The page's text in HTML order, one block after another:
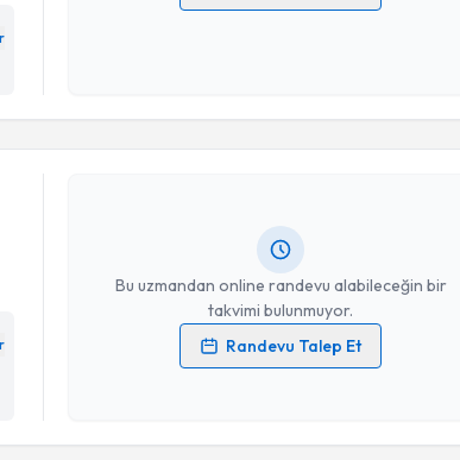
Kişisel verilerimin işlenmesine ilişkinAydınlatma Metni
Bu uzmandan online randevu alabileceğin bir
takvimi bulunmuyor.
Randevu Talep Et
Kişisel verilerimin işlenmesine ilişkinAydınlatma Metni